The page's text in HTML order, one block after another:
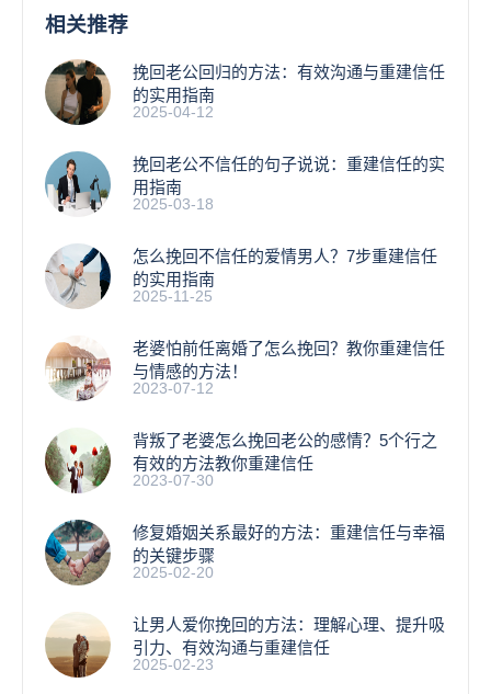
相关推荐
挽回老公回归的方法：有效沟通与重建信任
的实用指南
2025-04-12
挽回老公不信任的句子说说：重建信任的实
用指南
2025-03-18
怎么挽回不信任的爱情男人？7步重建信任
的实用指南
2025-11-25
老婆怕前任离婚了怎么挽回？教你重建信任
与情感的方法！
2023-07-12
背叛了老婆怎么挽回老公的感情？5个行之
有效的方法教你重建信任
2023-07-30
修复婚姻关系最好的方法：重建信任与幸福
的关键步骤
2025-02-20
让男人爱你挽回的方法：理解心理、提升吸
引力、有效沟通与重建信任
2025-02-23